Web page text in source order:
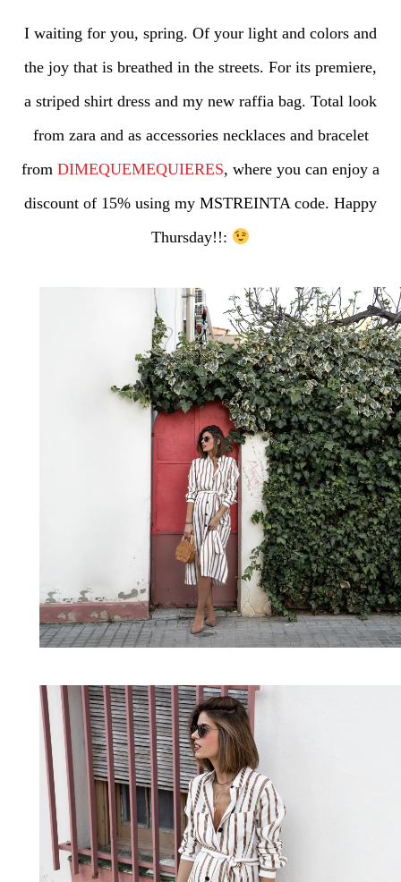
I waiting for you, spring. Of your light and colors and
the joy that is breathed in the streets. For its premiere,
a striped shirt dress and my new raffia bag. Total look
from zara and as accessories necklaces and bracelet
from DIMEQUEMEQUIERES, where you can enjoy a
discount of 15% using my MSTREINTA code. Happy
Thursday!!: